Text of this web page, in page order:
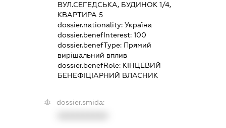
ВУЛ.СЕГЕДСЬКА, БУДИНОК 1/4,
КВАРТИРА 5
dossier.nationality:Україна
dossier.benefInterest:100
dossier.benefType: Прямий
вирішальний вплив
dossier.benefRole: КІНЦЕВИЙ
БЕНЕФІЦІАРНИЙ ВЛАСНИК
dossier.smida: